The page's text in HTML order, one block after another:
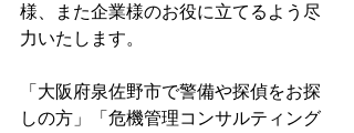
様、また企業様のお役に立てるよう尽
力いたします。
「大阪府泉佐野市で警備や探偵をお探
しの方」「危機管理コンサルティング